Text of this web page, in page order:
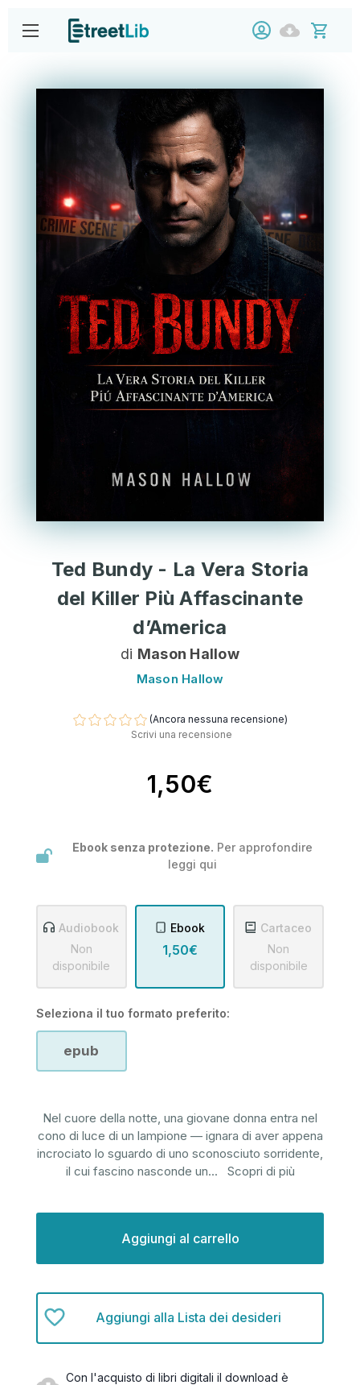
Ted Bundy - La Vera Storia
del Killer Più Affascinante
d’America
di Mason Hallow
Mason Hallow
(Ancora nessuna recensione)
Scrivi una recensione
1,50€
Ebook senza protezione. Per approfondire
leggi qui
Audiobook
Non
disponibile
Ebook
1,50€
Cartaceo
Non
disponibile
Seleziona il tuo formato preferito:
epub
Nel cuore della notte, una giovane donna entra nel
cono di luce di un lampione — ignara di aver appena
incrociato lo sguardo di uno sconosciuto sorridente,
il cui fascino nasconde un... Scopri di più
Aggiungi alla Lista dei desideri
Con l'acquisto di libri digitali il download è